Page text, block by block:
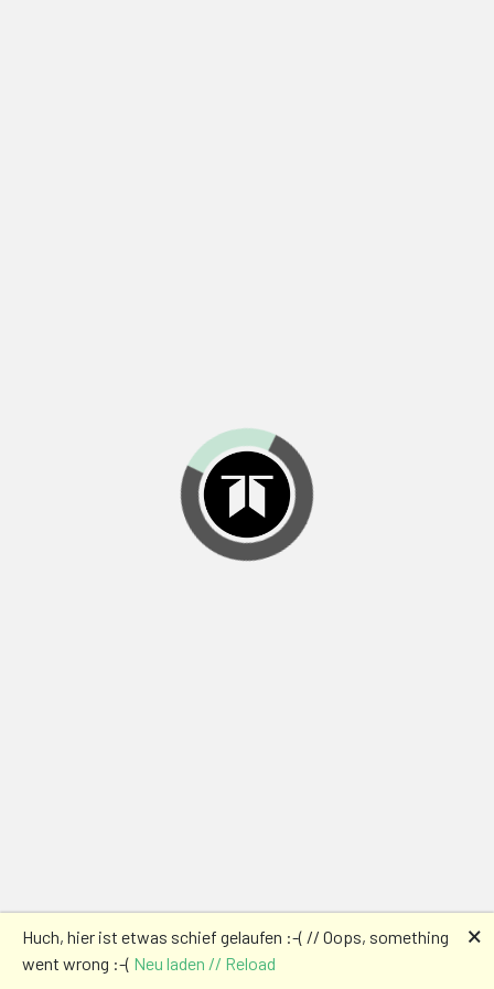
Huch, hier ist etwas schief gelaufen :-( // Oops, something
went wrong :-( Neu laden // Reload
🗙